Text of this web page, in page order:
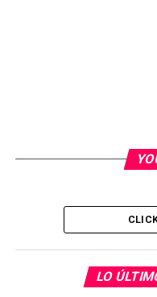
LO